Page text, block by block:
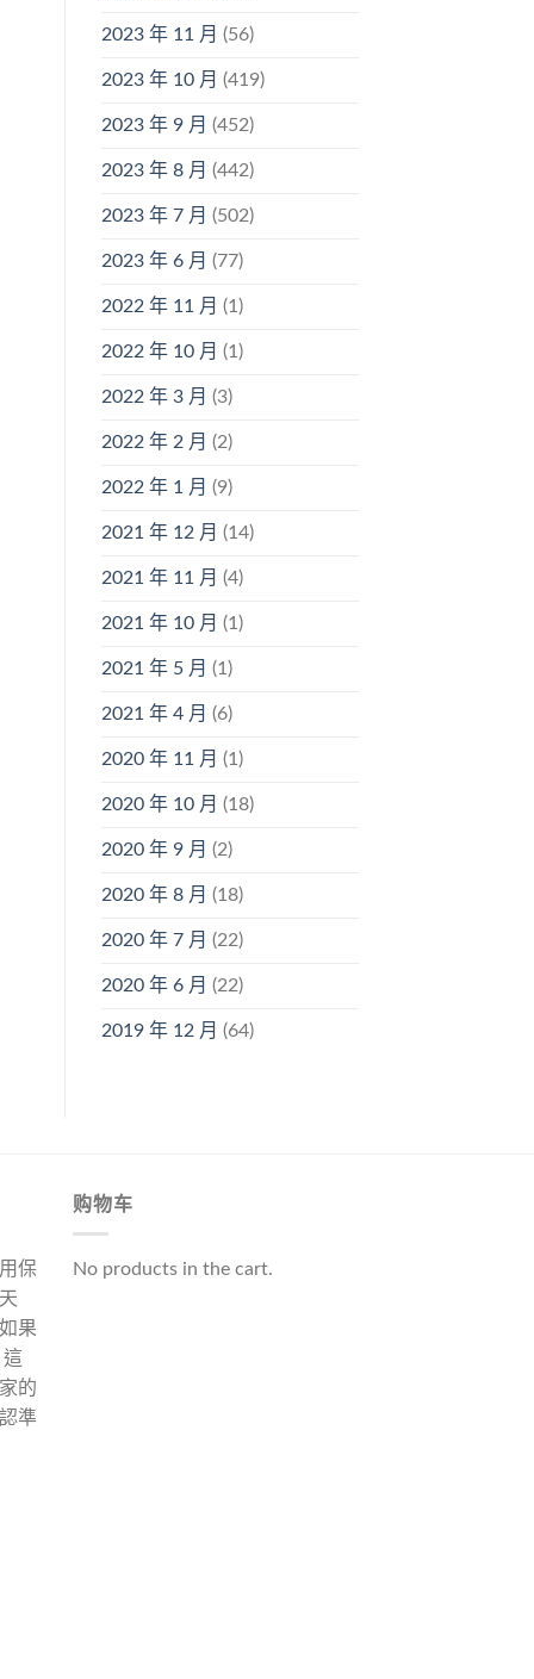
2023 年 11 月 (56)
2023 年 10 月 (419)
2023 年 9 月 (452)
2023 年 8 月 (442)
2023 年 7 月 (502)
2023 年 6 月 (77)
2022 年 11 月 (1)
2022 年 10 月 (1)
2022 年 3 月 (3)
2022 年 2 月 (2)
2022 年 1 月 (9)
2021 年 12 月 (14)
2021 年 11 月 (4)
2021 年 10 月 (1)
2021 年 5 月 (1)
2021 年 4 月 (6)
2020 年 11 月 (1)
2020 年 10 月 (18)
2020 年 9 月 (2)
2020 年 8 月 (18)
2020 年 7 月 (22)
2020 年 6 月 (22)
2019 年 12 月 (64)
保
果
的
準
购物车
No products in the cart.